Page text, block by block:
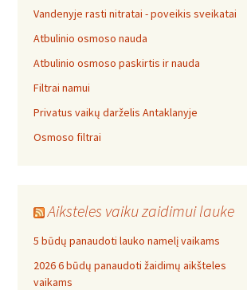
Vandenyje rasti nitratai - poveikis sveikatai
Atbulinio osmoso nauda
Atbulinio osmoso paskirtis ir nauda
Filtrai namui
Privatus vaikų darželis Antaklanyje
Osmoso filtrai
Aiksteles vaiku zaidimui lauke
5 būdų panaudoti lauko namelį vaikams
2026 6 būdų panaudoti žaidimų aikšteles
vaikams